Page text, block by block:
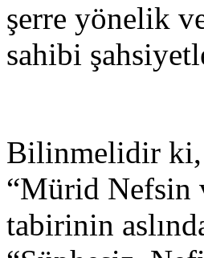
şerre yönelik
sahibi
Bilinmelidir ki,
“Mürid Nefsin
tabirinin